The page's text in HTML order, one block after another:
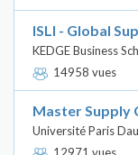
ISLI - Global
KEDGE Business
14958 vues
Master Supply
Université Paris